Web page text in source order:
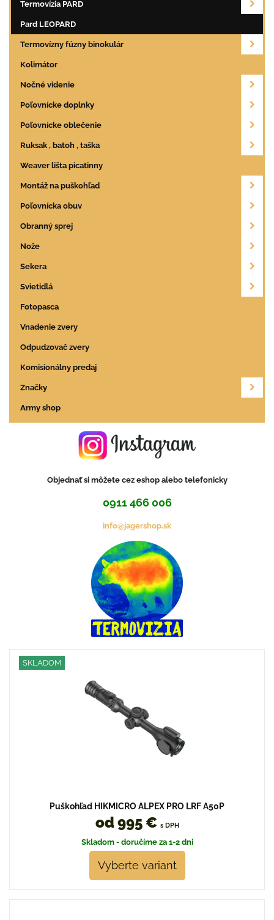
Termovízia PARD
Pard LEOPARD
Termovízny fúzny binokulár
Kolimátor
Nočné videnie
Poľovnícke doplnky
Poľovnícke oblečenie
Ruksak , batoh , taška
Weaver lišta picatinny
Montáž na puškohľad
Poľovnícka obuv
Obranný sprej
Nože
Sekera
Svietidlá
Fotopasca
Vnadenie zvery
Odpudzovač zvery
Komisionálny predaj
Značky
Army shop
Objednať si môžete cez eshop alebo telefonicky
0911 466 006
info@jagershop.sk
SKLADOM
Puškohľad HIKMICRO ALPEX PRO LRF A50P
od 995 € s DPH
Skladom - doručíme za 1-2 dni
Vyberte variant